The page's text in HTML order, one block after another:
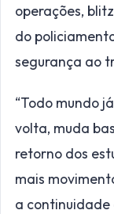
operações,
do
segurança ao
“Todo mundo
volta, muda
retorno dos
mais
a continuidade